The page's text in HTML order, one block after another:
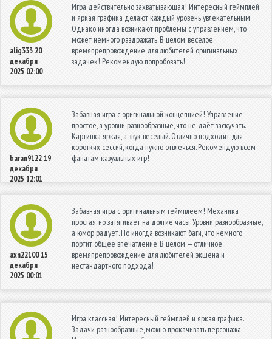
alig333 20
декабря
2025 02:00
Игра действительно захватывающая! Интересный геймплей
и яркая графика делают каждый уровень увлекательным.
Однако иногда возникают проблемы с управлением, что
может немного раздражать. В целом, веселое
времяпрепровождение для любителей оригинальных
задачек! Рекомендую попробовать!
baran912219
декабря
2025 12:01
Забавная игра с оригинальной концепцией! Управление
простое, а уровни разнообразные, что не даёт заскучать.
Картинка яркая, а звук веселый. Отлично подходит для
коротких сессий, когда нужно отвлечься. Рекомендую всем
фанатам казуальных игр!
axn2210015
декабря
2025 00:01
Забавная игра с оригинальным геймплеем! Механика
простая, но затягивает на долгие часы. Уровни разнообразные,
а юмор радует. Но иногда возникают баги, что немного
портит общее впечатление. В целом — отличное
времяпрепровождение для любителей экшена и
нестандартного подхода!
Игра классная! Интересный геймплей и яркая графика.
Задачи разнообразные, можно прокачивать персонажа.